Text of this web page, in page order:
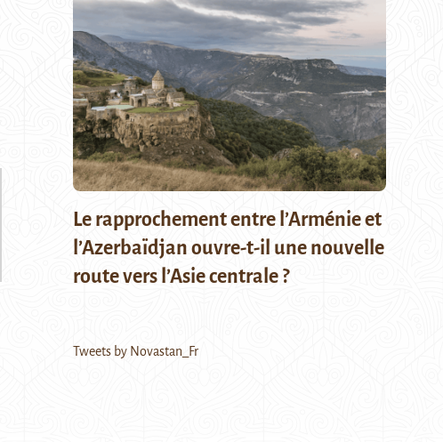
Le rapprochement entre l’Arménie et
l’Azerbaïdjan ouvre-t-il une nouvelle
route vers l’Asie centrale ?
Tweets by Novastan_Fr